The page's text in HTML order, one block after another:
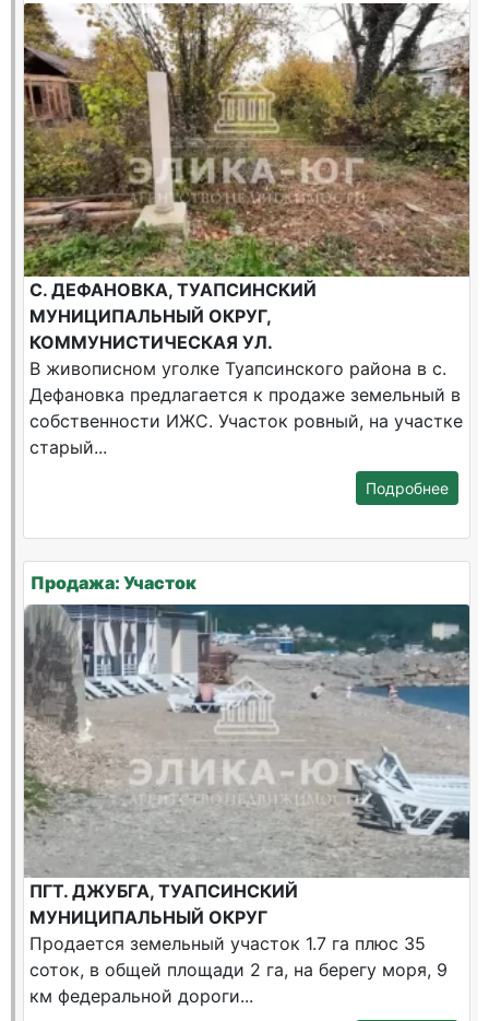
С. ДЕФАНОВКА, ТУАПСИНСКИЙ
МУНИЦИПАЛЬНЫЙ ОКРУГ,
КОММУНИСТИЧЕСКАЯ УЛ.
В живописном уголке Туапсинского района в с.
Дефановка предлагается к продаже земельный в
собственности ИЖС. Участок ровный, на участке
старый...
Подробнее
Продажа: Участок
ПГТ. ДЖУБГА, ТУАПСИНСКИЙ
МУНИЦИПАЛЬНЫЙ ОКРУГ
Продается земельный участок 1.7 га плюс 35
соток, в общей площади 2 га, на берегу моря, 9
км федеральной дороги...